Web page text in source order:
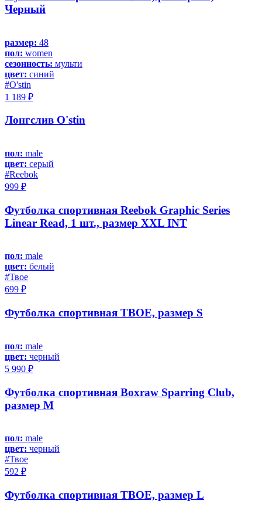
Черный
размер: 48
пол: women
сезонность: мульти
цвет: синий
#O'stin
1 189 ₽
Лонгслив O'stin
пол: male
цвет: серый
#Reebok
999 ₽
Футболка спортивная Reebok Graphic Series
Linear Read, 1 шт., размер XXL INT
пол: male
цвет: белый
#Твое
699 ₽
Футболка спортивная ТВОЕ, размер S
пол: male
цвет: черный
5 990 ₽
Футболка спортивная Boxraw Sparring Club,
размер M
пол: male
цвет: черный
#Твое
592 ₽
Футболка спортивная ТВОЕ, размер L